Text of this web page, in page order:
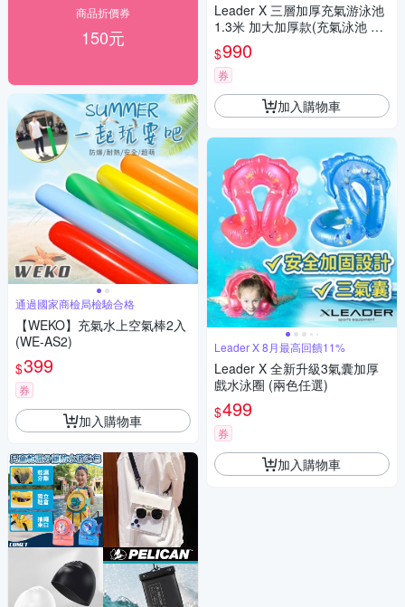
商品折價券
150元
通過國家商檢局檢驗合格
【WEKO】充氣水上空氣棒2入
(WE-AS2)
$399
券
加入購物車
Leader X 三層加厚充氣游泳池
1.3米 加大加厚款(充氣泳池 家
庭戲水池 可摺疊戲水池 兒童充
氣水池)
$990
券
加入購物車
Leader X 8月最高回饋11%
Leader X 全新升級3氣囊加厚
戲水泳圈 (兩色任選)
$499
券
加入購物車